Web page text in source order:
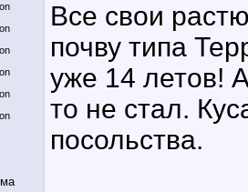
Все свои
почву типа
уже 14 летов!
то не стал.
посольства.